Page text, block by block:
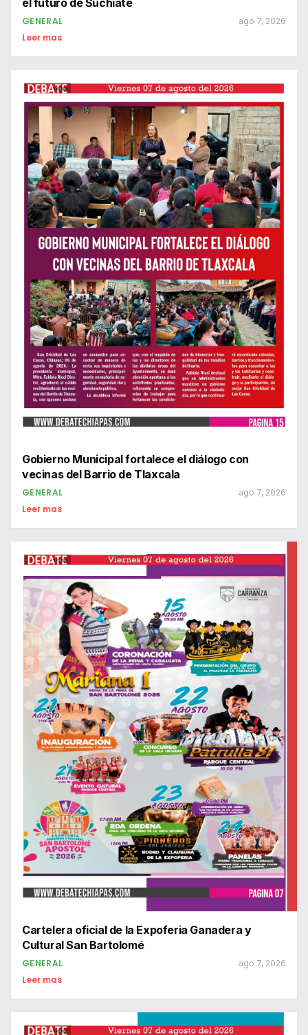
el futuro de Suchiate
GENERAL ago 7, 2026
Leer mas
Gobierno Municipal fortalece el diálogo con
vecinas del Barrio de Tlaxcala
GENERAL ago 7, 2026
Leer mas
Cartelera oficial de la Expoferia Ganadera y
Cultural San Bartolomé
GENERAL ago 7, 2026
Leer mas